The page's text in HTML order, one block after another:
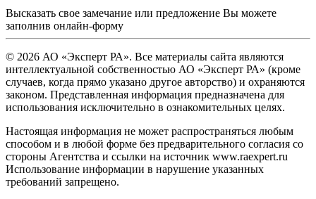
Высказать свое замечание или предложение Вы можете
заполнив онлайн-форму
© 2026 АО «Эксперт РА». Все материалы сайта являются
интеллектуальной собственностью АО «Эксперт РА» (кроме
случаев, когда прямо указано другое авторство) и охраняются
законом. Представленная информация предназначена для
использования исключительно в ознакомительных целях.
Настоящая информация не может распространяться любым
способом и в любой форме без предварительного согласия со
стороны Агентства и ссылки на источник www.raexpert.ru
Использование информации в нарушение указанных
требований запрещено.